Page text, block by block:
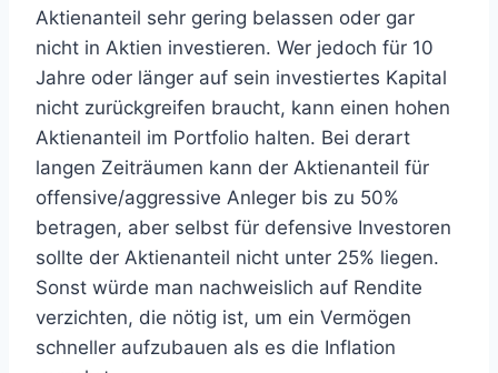
Aktienanteil sehr gering belassen oder gar
nicht in Aktien investieren. Wer jedoch für 10
Jahre oder länger auf sein investiertes Kapital
nicht zurückgreifen braucht, kann einen hohen
Aktienanteil im Portfolio halten. Bei derart
langen Zeiträumen kann der Aktienanteil für
offensive/aggressive Anleger bis zu 50%
betragen, aber selbst für defensive Investoren
sollte der Aktienanteil nicht unter 25% liegen.
Sonst würde man nachweislich auf Rendite
verzichten, die nötig ist, um ein Vermögen
schneller aufzubauen als es die Inflation